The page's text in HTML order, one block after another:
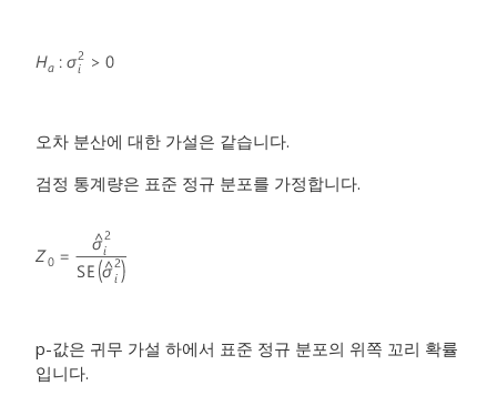
오차 분산에 대한 가설은 같습니다.
검정 통계량은 표준 정규 분포를 가정합니다.
p-값은 귀무 가설 하에서 표준 정규 분포의 위쪽 꼬리 확률
입니다.